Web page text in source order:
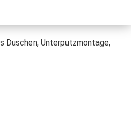
Duschen, Unterputzmontage,